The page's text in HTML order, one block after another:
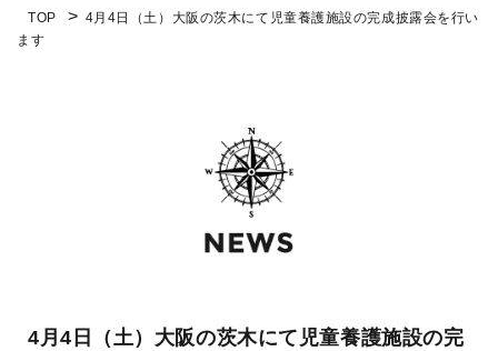
TOP
4月4日（土）大阪の茨木にて児童養護施設の完成披露会を行い
ます
4月4日（土）大阪の茨木にて児童養護施設の完